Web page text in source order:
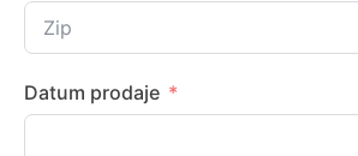
Datum prodaje